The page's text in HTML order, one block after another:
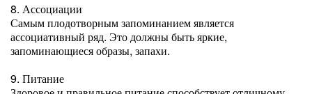
8. Ассоциации
Самым плодотворным запоминанием является
ассоциативный ряд. Это должны быть яркие,
запоминающиеся образы, запахи.
9. Питание